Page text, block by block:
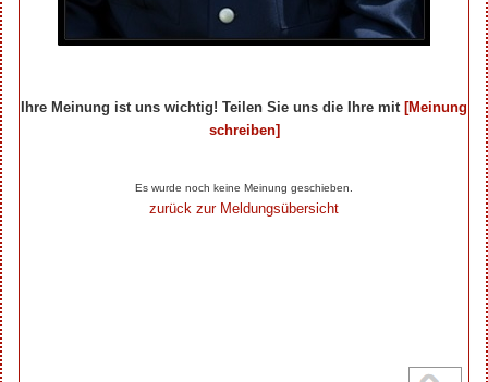
Ihre Meinung ist uns wichtig! Teilen Sie uns die Ihre mit [Meinung
schreiben]
Es wurde noch keine Meinung geschieben.
zurück zur Meldungsübersicht